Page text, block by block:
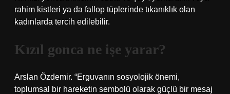
rahim kistleri ya da fallop tüplerinde tıkanıklık olan
kadınlarda tercih edilebilir.
Kızıl gonca ne işe yarar?
Arslan Özdemir. “Erguvanın sosyolojik önemi,
toplumsal bir hareketin sembolü olarak güçlü bir mesaj